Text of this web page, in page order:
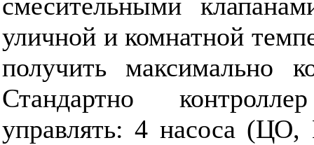
уличной и комнатной
получить максимально
Стандартно
управлять: 4 насоса